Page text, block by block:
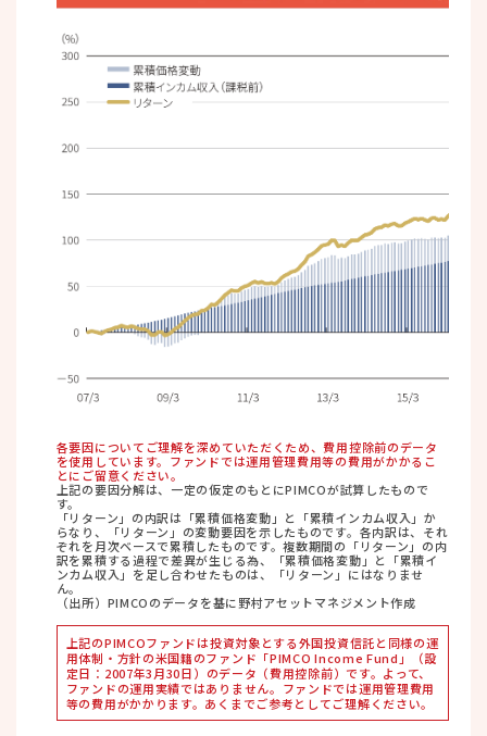
各要因についてご理解を深めていただくため、費用控除前のデータ
を使用しています。ファンドでは運用管理費用等の費用がかかるこ
とにご留意ください。
上記の要因分解は、一定の仮定のもとにPIMCOが試算したもので
す。
「リターン」の内訳は「累積価格変動」と「累積インカム収入」か
らなり、「リターン」の変動要因を示したものです。各内訳は、それ
ぞれを月次ベースで累積したものです。複数期間の「リターン」の内
訳を累積する過程で差異が生じる為、「累積価格変動」と「累積イ
ンカム収入」を足し合わせたものは、「リターン」にはなりませ
ん。
（出所）PIMCOのデータを基に野村アセットマネジメント作成
上記のPIMCOファンドは投資対象とする外国投資信託と同様の運
用体制・方針の米国籍のファンド「PIMCO Income Fund」（設
定日：2007年3月30日）のデータ（費用控除前）です。よって、
ファンドの運用実績ではありません。ファンドでは運用管理費用
等の費用がかかります。あくまでご参考としてご理解ください。